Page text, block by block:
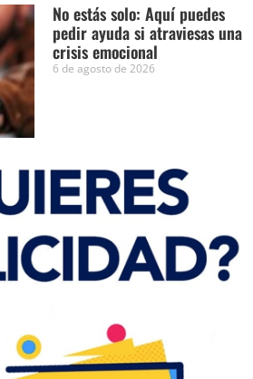
No estás solo: Aquí puedes
pedir ayuda si atraviesas una
crisis emocional
6 de agosto de 2026